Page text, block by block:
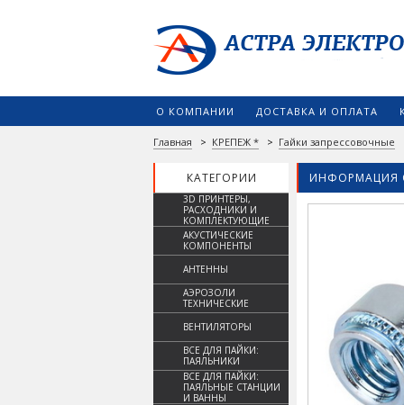
О КОМПАНИИ ДОСТАВКА И ОПЛАТА
Главная > КРЕПЕЖ * > Гайки запрессовочные
КАТЕГОРИИ ИНФОРМАЦИЯ
3D ПРИНТЕРЫ,
РАСХОДНИКИ И
КОМПЛЕКТУЮЩИЕ
АКУСТИЧЕСКИЕ
КОМПОНЕНТЫ
АНТЕННЫ
АЭРОЗОЛИ
ТЕХНИЧЕСКИЕ
ВЕНТИЛЯТОРЫ
ВСЕ ДЛЯ ПАЙКИ:
ПАЯЛЬНИКИ
ВСЕ ДЛЯ ПАЙКИ:
ПАЯЛЬНЫЕ СТАНЦИИ
И ВАННЫ